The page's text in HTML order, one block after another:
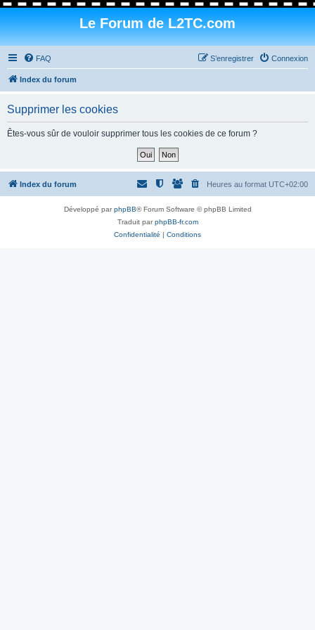
Le Forum de L2TC.com
FAQ Connexion
S’enregistrer
Index du forum
Supprimer les cookies
Êtes-vous sûr de vouloir supprimer tous les cookies de ce forum ?
Index du forum Heures au format UTC+02:00
Développé parphpBB® Forum Software © phpBB Limited
Traduit parphpBB-fr.com
Confidentialité | Conditions